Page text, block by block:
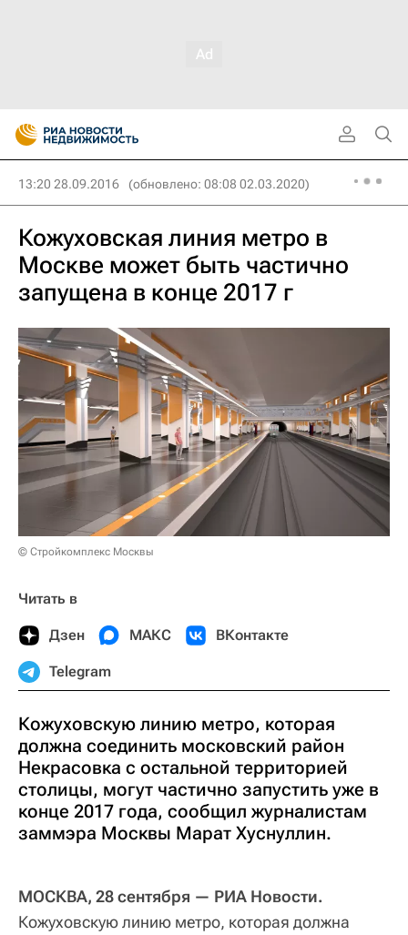
13:20 28.09.2016 (обновлено: 08:08 02.03.2020)
Кожуховская линия метро в
Москве может быть частично
запущена в конце 2017 г
© Стройкомплекс Москвы
Читать в
Дзен МАКС ВКонтакте
Telegram
Кожуховскую линию метро, которая
должна соединить московский район
Некрасовка с остальной территорией
столицы, могут частично запустить уже в
конце 2017 года, сообщил журналистам
заммэра Москвы Марат Хуснуллин.
МОСКВА, 28 сентября — РИА Новости.
Кожуховскую линию метро, которая должна